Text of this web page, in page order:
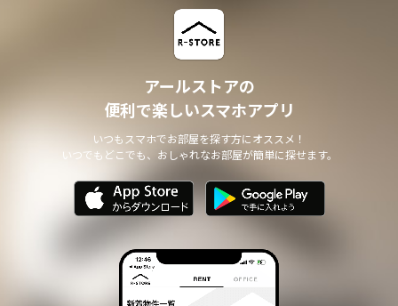
アールストアの
便利で楽しいスマホアプリ
いつもスマホでお部屋を探す方にオススメ！
いつでもどこでも、おしゃれなお部屋が簡単に探せます。